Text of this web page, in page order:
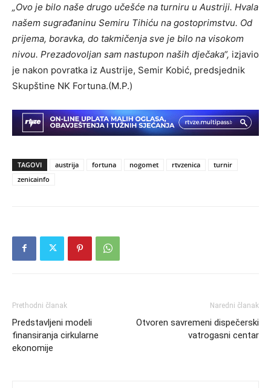
„Ovo je bilo naše drugo učešće na turniru u Austriji. Hvala
našem sugrađaninu Semiru Tihiću na gostoprimstvu. Od
prijema, boravka, do takmičenja sve je bilo na visokom
nivou. Prezadovoljan sam nastupon naših dječaka“, izjavio
je nakon povratka iz Austrije, Semir Kobić, predsjednik
Skupštine NK Fortuna.(M.P.)
TAGOVI austrija fortuna nogomet rtvzenica
turnir
zenicainfo
Prethodni članak
Predstavljeni modeli
finansiranja cirkularne
ekonomije
Naredni članak
Otvoren savremeni dispečerski
vatrogasni centar